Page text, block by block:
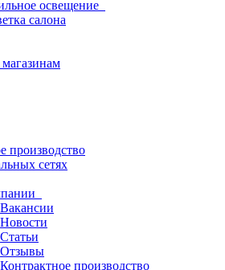
освещение
салона
производство
сетях
Вакансии
Новости
Статьи
Отзывы
Контрактное производство